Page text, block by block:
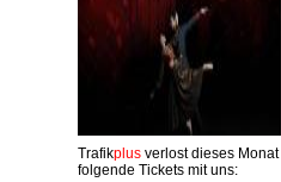
Trafikplusverlost dieses Monat
folgende Tickets mit uns: